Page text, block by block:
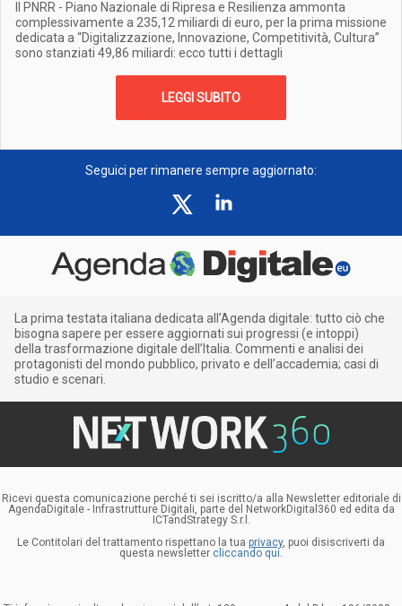
Il PNRR - Piano Nazionale di Ripresa e Resilienza ammonta
complessivamente a 235,12 miliardi di euro, per la prima missione
dedicata a “Digitalizzazione, Innovazione, Competitività, Cultura”
sono stanziati 49,86 miliardi: ecco tutti i dettagli
LEGGI SUBITO
Seguici per rimanere sempre aggiornato:
La prima testata italiana dedicata all’Agenda digitale: tutto ciò che
bisogna sapere per essere aggiornati sui progressi (e intoppi)
della trasformazione digitale dell’Italia. Commenti e analisi dei
protagonisti del mondo pubblico, privato e dell’accademia; casi di
studio e scenari.
Ricevi questa comunicazione perché ti sei iscritto/a alla Newsletter editoriale di
AgendaDigitale - Infrastrutture Digitali, parte del NetworkDigital360 ed edita da
ICTandStrategy S.r.l.
Le Contitolari del trattamento rispettano la tua privacy, puoi disiscriverti da
questa newsletter cliccando qui.